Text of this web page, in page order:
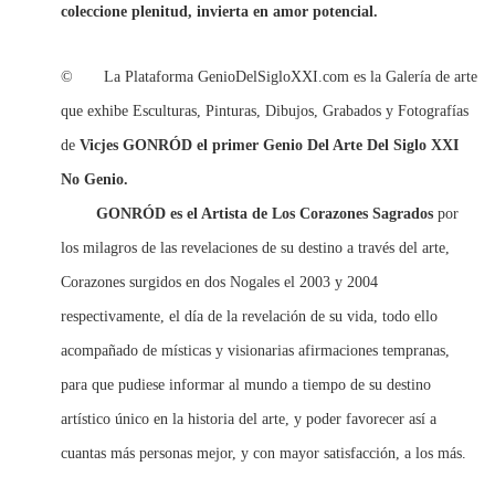
coleccione plenitud, invierta en amor potencial.
© La Plataforma GenioDelSigloXXI.com es la Galería de arte
que exhibe Esculturas, Pinturas, Dibujos, Grabados y Fotografías
de Vicjes GONRÓD el primer Genio Del Arte Del Siglo XXI
No Genio.
GONRÓD es el Artista de Los Corazones Sagrados por
los milagros de las revelaciones de su destino a través del arte,
Corazones surgidos en dos Nogales el 2003 y 2004
respectivamente, el día de la revelación de su vida, todo ello
acompañado de místicas y visionarias afirmaciones tempranas,
para que pudiese informar al mundo a tiempo de su destino
artístico único en la historia del arte, y poder favorecer así a
cuantas más personas mejor, y con mayor satisfacción, a los más.